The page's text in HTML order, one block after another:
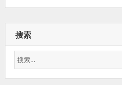
搜索
搜
索：